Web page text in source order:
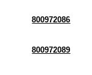
800972086
800972089